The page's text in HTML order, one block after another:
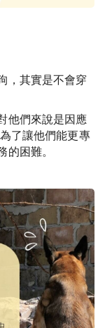
，其實是不會穿
他們來說是因應
了讓他們能更專
的困難。